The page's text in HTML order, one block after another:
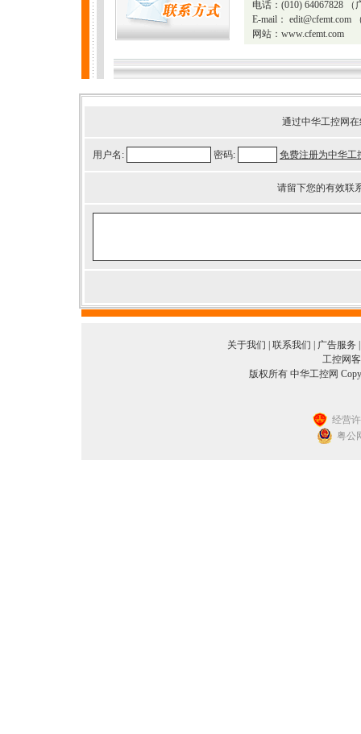
电话：(010) 64067828
E-mail： edit@cfemt.com
网站： www.cfemt.com
通过中华工控网
用户名: 密码: 免费注册为中华工
请留下您的有效联
关于我们 联系我们 广告服务
工控网
版权所有 中华工控网
经营
粤公